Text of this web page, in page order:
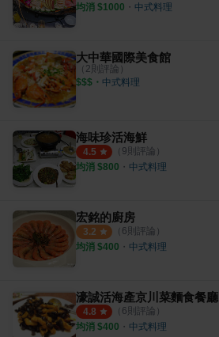
均消 $1000 ・ 中式料理
大中華國際美食館
（ 2則評論）
$$$ ・ 中式料理
海味珍活海鮮
4.5 （ 9則評論）
均消 $800 ・ 中式料理
宏銘的廚房
3.2 （ 6則評論）
均消 $400 ・ 中式料理
濠誠活海產京川菜麵食餐廳
4.8 （ 6則評論）
均消 $400 ・ 中式料理